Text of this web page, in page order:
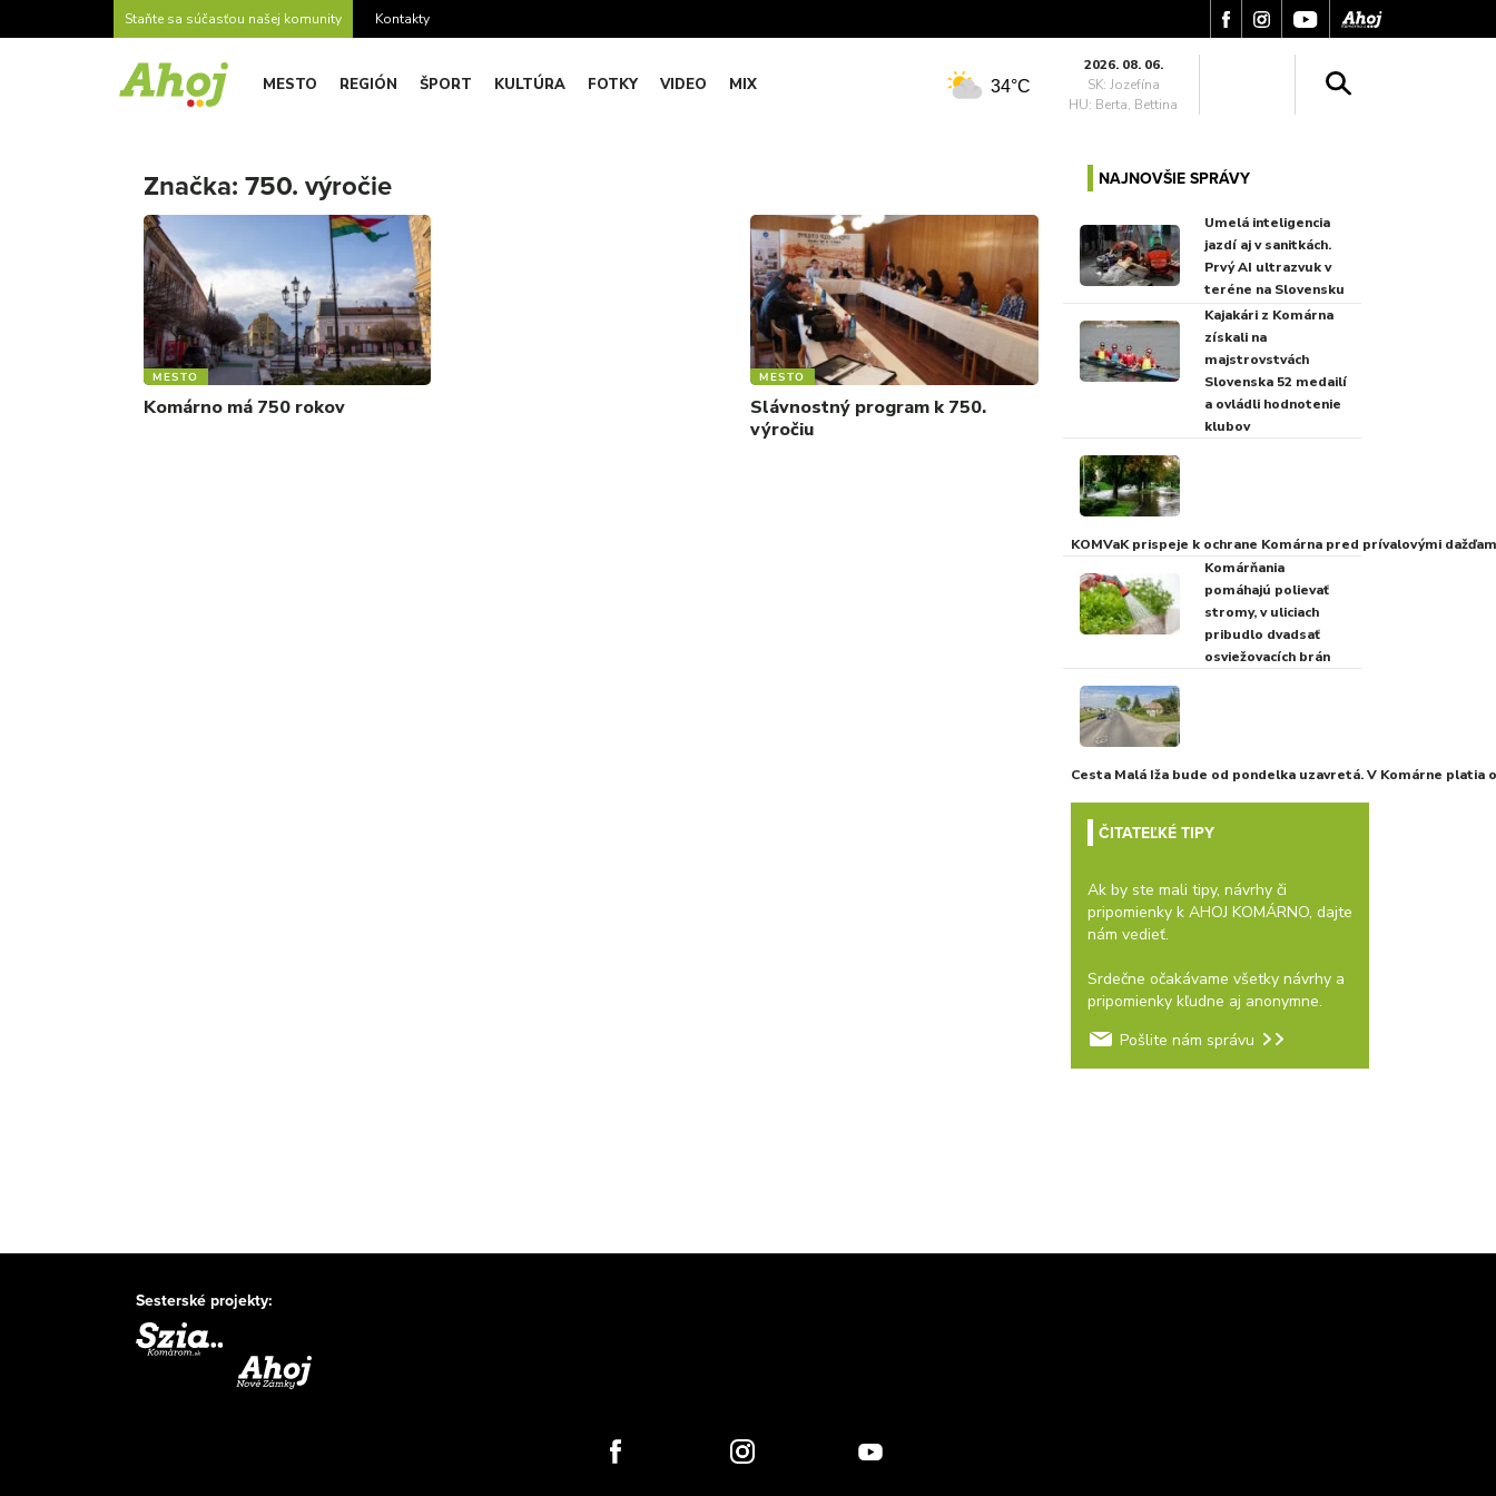
Staňte sa súčasťou našej komunity Kontakty
MESTO REGIÓN ŠPORT KULTÚRA FOTKY VIDEO MIX 34°C
2026. 08. 06.
SK: Jozefína
HU: Berta, Bettina
Značka: 750. výročie
MESTO
Komárno má 750 rokov
MESTO
Slávnostný program k 750.
výročiu
NAJNOVŠIE SPRÁVY
Umelá inteligencia
jazdí aj v sanitkách.
Prvý AI ultrazvuk v
teréne na Slovensku
Kajakári z Komárna
získali na
majstrovstvách
Slovenska 52 medailí
a ovládli hodnotenie
klubov
KOMVaK prispeje k ochrane Komárna pred prívalovými
Komárňania
pomáhajú polievať
stromy, v uliciach
pribudlo dvadsať
osviežovacích brán
Cesta Malá Iža bude od pondelka uzavretá. V Komárne platia
ČITATEĽKÉ TIPY
Ak by ste mali tipy, návrhy či
pripomienky k AHOJ KOMÁRNO, dajte
nám vedieť.
Srdečne očakávame všetky návrhy a
pripomienky kľudne aj anonymne.
Pošlite nám správu
Sesterské projekty: